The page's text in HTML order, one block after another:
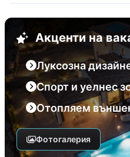
Акценти на
Луксозна
Спорт и уелнес
Отопляем
Фотогалерия